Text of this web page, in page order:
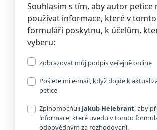
Souhlasím s tím, aby autor petice
používat informace, které v tomto
formuláři poskytnu, k účelům,
vyberu:
Zobrazovat můj podpis veřejně online
Pošlete mi e-mail, když dojde k
petice
Zplnomocňuji Jakub Helebrant, aby
informace, které uvedu v tomto
odpovědným za rozhodování.